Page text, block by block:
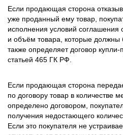
Если продающая сторона
уже проданный ему товар,
исполнения условий соглашения
и объём товара, которые должны
также определяет договор
статьей 465 ГК РФ.
Если продающая сторона
по договору товар в количестве
определено договором,
получения недостающего
Если это покупателя не